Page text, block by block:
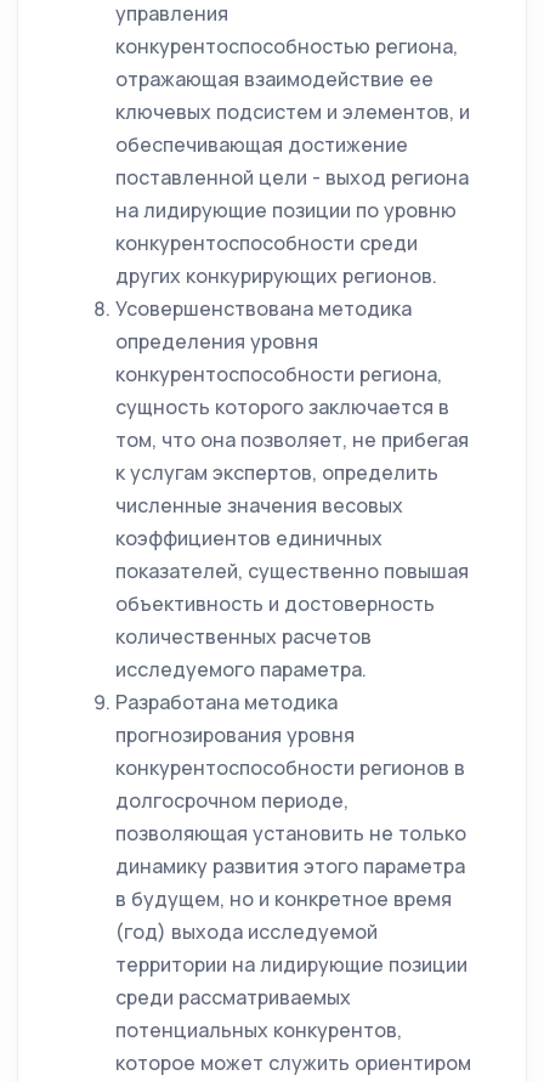
управления
конкурентоспособностью региона,
отражающая взаимодействие ее
ключевых подсистем и элементов, и
обеспечивающая достижение
поставленной цели - выход региона
на лидирующие позиции по уровню
конкурентоспособности среди
других конкурирующих регионов.
Усовершенствована методика
определения уровня
конкурентоспособности региона,
сущность которого заключается в
том, что она позволяет, не прибегая
к услугам экспертов, определить
численные значения весовых
коэффициентов единичных
показателей, существенно повышая
объективность и достоверность
количественных расчетов
исследуемого параметра.
Разработана методика
прогнозирования уровня
конкурентоспособности регионов в
долгосрочном периоде,
позволяющая установить не только
динамику развития этого параметра
в будущем, но и конкретное время
(год) выхода исследуемой
территории на лидирующие позиции
среди рассматриваемых
потенциальных конкурентов,
которое может служить ориентиром